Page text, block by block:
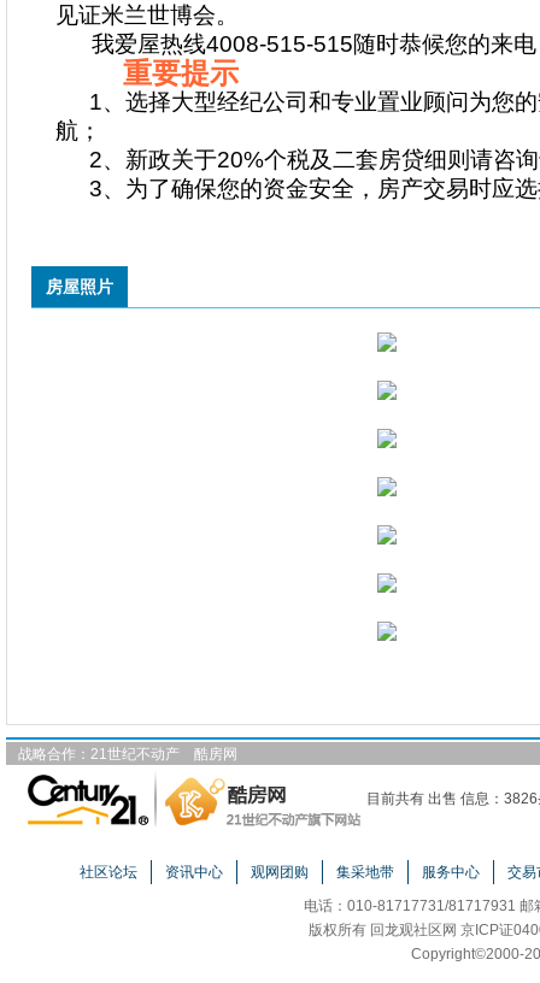
见证米兰世博会。
我爱屋热线4008-515-515随时恭候您的来电
重要提示
1、选择大型经纪公司和专业置业顾问为您
航；
2、新政关于20%个税及二套房贷细则请咨
3、为了确保您的资金安全，房产交易时应
房屋照片
战略合作： 21世纪不动产 酷房网
目前共有 出售 信息：
社区论坛 资讯中心 观网团购 集采地带 服务中心
交易
电话：010-81717731/81717931 邮
版权所有 回龙观社区网 京ICP证
Copyright©2000-